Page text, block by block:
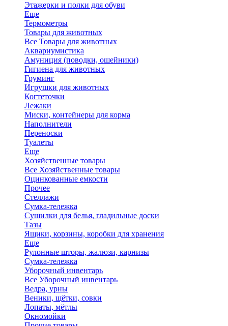
Этажерки и полки для обуви
Еще
Термометры
Товары для животных
Все Товары для животных
Аквариумистика
Амуниция (поводки, ошейники)
Гигиена для животных
Груминг
Игрушки для животных
Когтеточки
Лежаки
Миски, контейнеры для корма
Наполнители
Переноски
Туалеты
Еще
Хозяйственные товары
Все Хозяйственные товары
Оцинкованные емкости
Прочее
Стеллажи
Сумка-тележка
Сушилки для белья, гладильные доски
Тазы
Ящики, корзины, коробки для хранения
Еще
Рулонные шторы, жалюзи, карнизы
Сумка-тележка
Уборочный инвентарь
Все Уборочный инвентарь
Ведра, урны
Веники, щётки, совки
Лопаты, мётлы
Окномойки